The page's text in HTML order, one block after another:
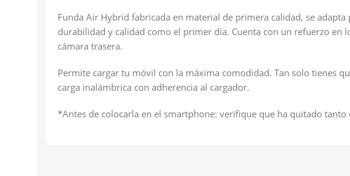
Funda Air Hybrid fabricada en material de primera calidad, se
durabilidad y calidad como el primer día. Cuenta con un refuerzo en
cámara trasera.
Permite cargar tu móvil con la máxima comodidad. Tan solo tienes
carga inalámbrica con adherencia al cargador.
*Antes de colocarla en el smartphone: verifique que ha quitado